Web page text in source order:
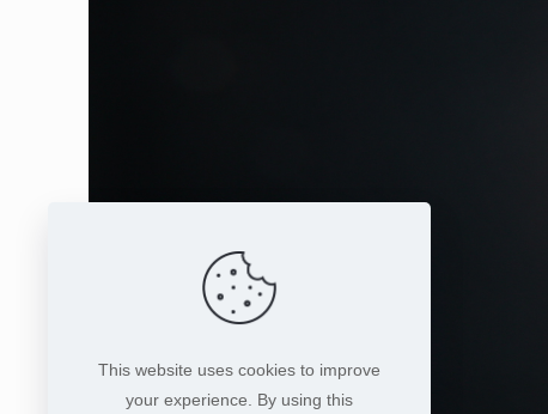
This website uses cookies to improve
your experience. By using this